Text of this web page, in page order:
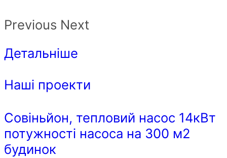
Previous Next
Детальніше
Наші проекти
Совіньйон, тепловий насос 14кВт
потужності насоса на 300 м2
будинок